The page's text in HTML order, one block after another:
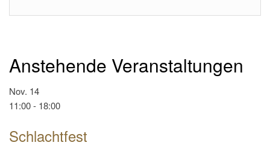
Anstehende Veranstaltungen
Nov. 14
11:00- 18:00
Schlachtfest